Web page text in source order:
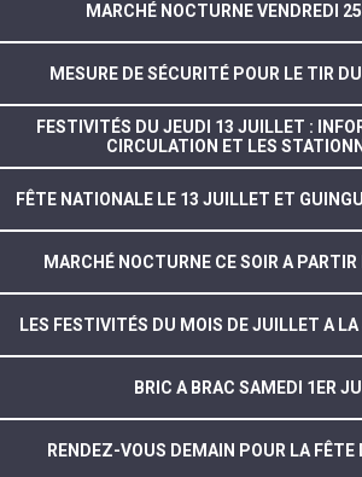
MARCHÉ NOCTURNE VENDREDI
MESURE DE SÉCURITÉ POUR LE TIR
FESTIVITÉS DU JEUDI 13 JUILLET :
CIRCULATION ET LES
FÊTE NATIONALE LE 13 JUILLET ET
MARCHÉ NOCTURNE CE SOIR A
LES FESTIVITÉS DU MOIS DE JUILLET A
BRIC A BRAC SAMEDI 1ER
RENDEZ-VOUS DEMAIN POUR LA FÊTE